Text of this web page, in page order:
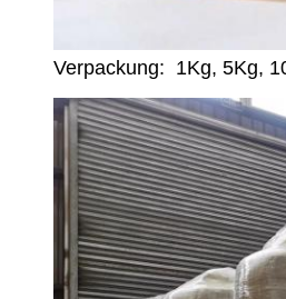
Verpackung: 1Kg, 5Kg,